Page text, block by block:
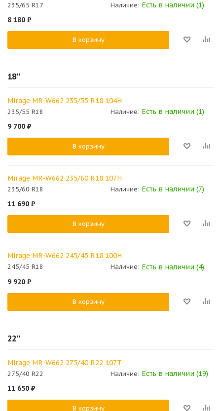
235/65 R17 Наличие: Есть в наличии (1)
8 180 ₽
В корзину
18''
Mirage MR-W662 235/55 R18 104H
235/55 R18 Наличие: Есть в наличии (1)
9 700 ₽
В корзину
Mirage MR-W662 235/60 R18 107H
235/60 R18 Наличие: Есть в наличии (7)
11 690 ₽
В корзину
Mirage MR-W662 245/45 R18 100H
245/45 R18 Наличие: Есть в наличии (4)
9 920 ₽
В корзину
22''
Mirage MR-W662 275/40 R22 107T
275/40 R22 Наличие: Есть в наличии (19)
11 650 ₽
В корзину